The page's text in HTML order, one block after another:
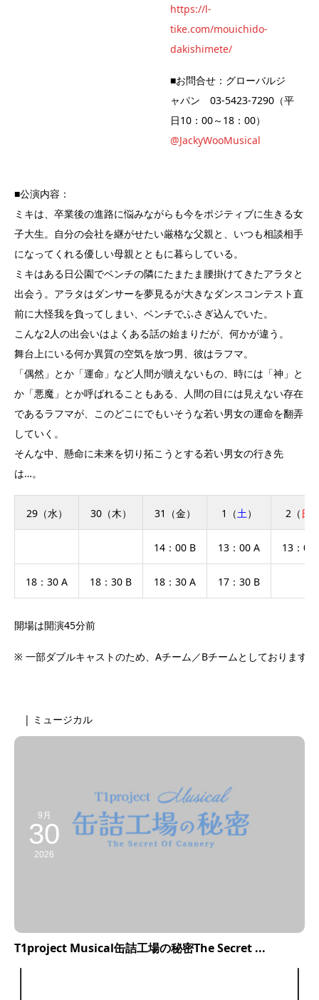
https://l-
tike.com/mouichido-
dakishimete/
■お問合せ：グローバルジ
ャパン 03-5423-7290（平
日10：00～18：00）
@JackyWooMusical
■公演内容：
ミキは、卒業後の進路に悩みながらも今をポジティブに生きる女
子大生。自分の会社を継がせたい厳格な父親と、いつも相談相手
になってくれる優しい母親とともに暮らしている。
ミキはある日公園でベンチの隣にたまたま腰掛けてきたアラタと
出会う。アラタはダンサーを夢見るが大きなダンスコンテスト直
前に大怪我を負ってしまい、ベンチでふさぎ込んでいた。
こんな2人の出会いはよくある話の始まりだが、何かが違う。
舞台上にいる何か異質の空気を放つ男、彼はラフマ。
「偶然」とか「運命」など人間が贖えないもの、時には「神」と
か「悪魔」とか呼ばれることもある、人間の目には見えない存在
であるラフマが、このどこにでもいそうな若い男女の運命を翻弄
していく。
そんな中、懸命に未来を切り拓こうとする若い男女の行き先
は…。
29（水） 30（木） 31（金） 1（土） 2（ 日
14：00 B 13：00 A 13：00
18：30 A 18：30 B 18：30 A 17：30 B
開場は開演45分前
※ 一部ダブルキャストのため、Aチーム／Bチームとしております。
| ミュージカル
9月
30
2026
T1project Musical缶詰工場の秘密The Secret ...